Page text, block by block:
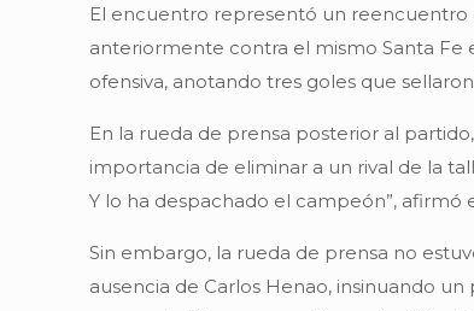
El encuentro representó un reencuentro
anteriormente contra el mismo Santa Fe
ofensiva, anotando tres goles que
En la rueda de prensa posterior al
importancia de eliminar a un rival de la
Y lo ha despachado el campeón”, afirmó
Sin embargo, la rueda de prensa no
ausencia de Carlos Henao, insinuando